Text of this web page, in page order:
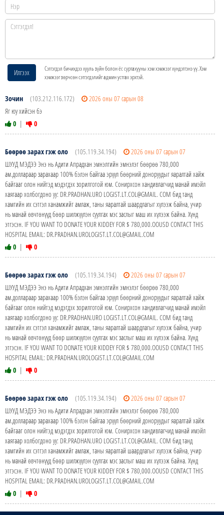
Илгээх
Сэтгэгдэл бичихдээ хууль зүйн болон ёс суртахууны хэм хэмжээг хүндэтгэнэ үү. Хэм
хэмжээг зөрчсөн сэтгэгдэлийг админ устгах эрхтэй.
Зочин (103.212.116.172)
2026 оны 07 сарын 08
Яг юу хийсэн бэ
0 | 0
Бөөрөө зарах гэж оло (105.119.34.194)
2026 оны 07 сарын 07
ШУУД МЭДЭЭ Энэ нь Адити Апрадхан эмнэлгийн эмнэлэг бөөрөө 780,000
ам.доллараар зарахаар 100% бэлэн байгаа эрүүл бөөрний доноруудыг яаралтай хайж
байгааг олон нийтэд мэдэгдэх зорилготой юм. Сонирхсон хандивлагчид манай имэйл
хаягаар холбогдоно уу: DR.PRADHAN.URO LOGIST.LT.COL@GMAIL. COM бид танд
хамгийн их сэтгэл ханамжийг амлаж, таны яаралтай шаардлагыг хүлээж байна, учир
нь манай өвчтөнүүд бөөр шилжүүлэн суулгах мэс заслыг маш их хүлээж байна. Хүнд
этгэсэн. IF YOU WANT TO DONATE YOUR KIDDEY FOR $ 780,000.OOUSD CONTACT THIS
HOSPITAL EMAIL: DR.PRADHAN.UROLOGIST.LT.COL@GMAIL.COM
0 | 0
Бөөрөө зарах гэж оло (105.119.34.194)
2026 оны 07 сарын 07
ШУУД МЭДЭЭ Энэ нь Адити Апрадхан эмнэлгийн эмнэлэг бөөрөө 780,000
ам.доллараар зарахаар 100% бэлэн байгаа эрүүл бөөрний доноруудыг яаралтай хайж
байгааг олон нийтэд мэдэгдэх зорилготой юм. Сонирхсон хандивлагчид манай имэйл
хаягаар холбогдоно уу: DR.PRADHAN.URO LOGIST.LT.COL@GMAIL. COM бид танд
хамгийн их сэтгэл ханамжийг амлаж, таны яаралтай шаардлагыг хүлээж байна, учир
нь манай өвчтөнүүд бөөр шилжүүлэн суулгах мэс заслыг маш их хүлээж байна. Хүнд
этгэсэн. IF YOU WANT TO DONATE YOUR KIDDEY FOR $ 780,000.OOUSD CONTACT THIS
HOSPITAL EMAIL: DR.PRADHAN.UROLOGIST.LT.COL@GMAIL.COM
0 | 0
Бөөрөө зарах гэж оло (105.119.34.194)
2026 оны 07 сарын 07
ШУУД МЭДЭЭ Энэ нь Адити Апрадхан эмнэлгийн эмнэлэг бөөрөө 780,000
ам.доллараар зарахаар 100% бэлэн байгаа эрүүл бөөрний доноруудыг яаралтай хайж
байгааг олон нийтэд мэдэгдэх зорилготой юм. Сонирхсон хандивлагчид манай имэйл
хаягаар холбогдоно уу: DR.PRADHAN.URO LOGIST.LT.COL@GMAIL. COM бид танд
хамгийн их сэтгэл ханамжийг амлаж, таны яаралтай шаардлагыг хүлээж байна, учир
нь манай өвчтөнүүд бөөр шилжүүлэн суулгах мэс заслыг маш их хүлээж байна. Хүнд
этгэсэн. IF YOU WANT TO DONATE YOUR KIDDEY FOR $ 780,000.OOUSD CONTACT THIS
HOSPITAL EMAIL: DR.PRADHAN.UROLOGIST.LT.COL@GMAIL.COM
0 | 0